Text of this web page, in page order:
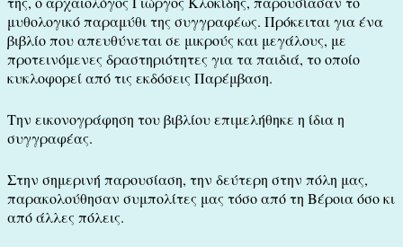
μυθολογικό παραμύθι της συγγραφέως. Πρόκειται για ένα
βιβλίο που απευθύνεται σε μικρούς και μεγάλους, με
προτεινόμενες δραστηριότητες για τα παιδιά, το οποίο
κυκλοφορεί από τις εκδόσεις Παρέμβαση.
Την εικονογράφηση του βιβλίου επιμελήθηκε η ίδια η
συγγραφέας.
Στην σημερινή παρουσίαση, την δεύτερη στην πόλη μας,
παρακολούθησαν συμπολίτες μας τόσο από τη Βέροια όσο κι
από άλλες πόλεις.